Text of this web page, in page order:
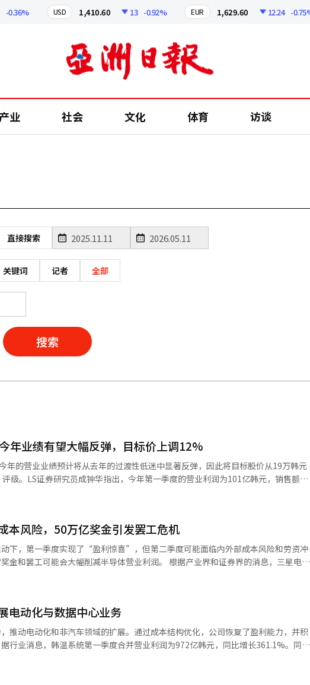
USD 1,410.60 13 -0.92% EUR 1,629.60 12.24 -0.75%
产业 社会 文化 体育 访谈
直接搜索
关键词 记者 全部
搜索
年业绩有望大幅反弹，目标价上调12%
年的营业业绩预计将从去年的过渡性低迷中显著反弹，因此将目标股价从19万韩元
级。LS证券研究员成钟华指出，今年第一季度的营业利润为101亿韩元，销售额为
和25%。销售额符合市场预期，而营业利润则大幅超出。预计今年的营业利润为
公司周期性因素，中短期业绩难以用基本价值解释。成研究员还提到，国内外核电
，作为核电设计公司，韩国电力技术是核反应堆生产和核电建设的代表企业。他认
相关事件而显得乏味，但应投资于国内外核电市场的长期增长方向。※ 本报道经人
本风险，50万亿奖金引发罢工危机
下，第一季度实现了“盈利惊喜”，但第二季度可能面临内外部成本风险和劳资冲
金和罢工可能会大幅削减半导体营业利润。 根据产业界和证券界的消息，三星电子
万亿韩元，营业利润86.8万亿韩元。其中，负责半导体业务的设备解决方案
求被完全接受，三星将需要支付超过50万亿韩元的奖金。 这种“成本炸弹”可能会
响。三星电子在上月30日的第一季度电话会议上表示：“考虑到第一季度正在进行
映。”并表示“根据谈判结果，最早将在第二季度决定是否反映及其规模。” 通常，
达成协议，每季度将不可避免地处理数万亿韩元的成本。即使在创纪录的营业利润
本负担也可能成为直接打击。 如果劳资谈判失败，将面临其他成本负担。工会已宣
电动化与数据中心业务
推动电动化和非汽车领域的扩展。通过成本结构优化，公司恢复了盈利能力，并积
行业消息，韩温系统第一季度合并营业利润为972亿韩元，同比增长361.1%。同期
净利润为674亿韩元，实现扭亏为盈，营业利润率为3.5%。此次业绩主要受成本